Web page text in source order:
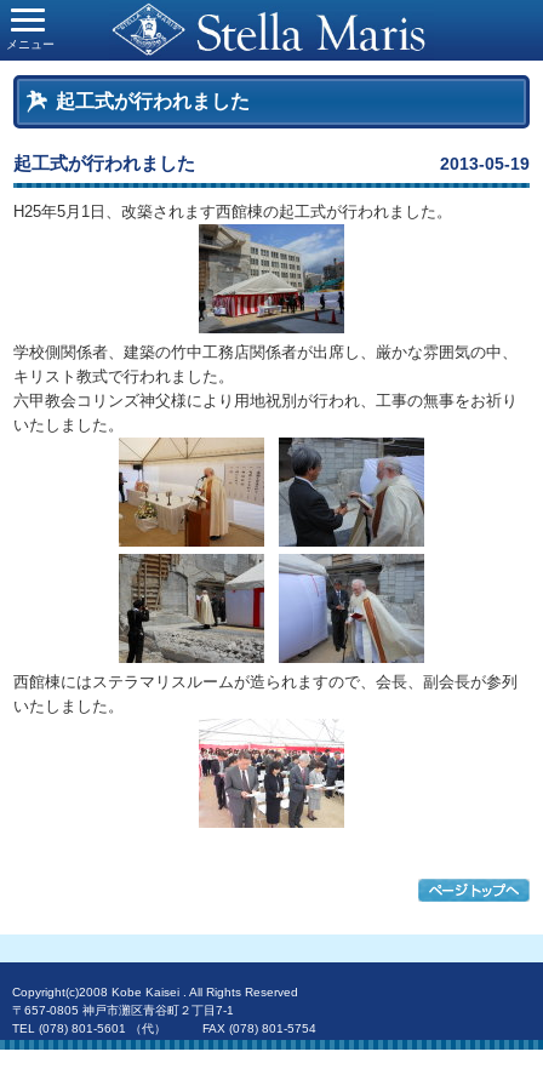
メニュー
起工式が行われました
起工式が行われました 2013-05-19
H25年5月1日、改築されます西館棟の起工式が行われました。
学校側関係者、建築の竹中工務店関係者が出席し、厳かな雰囲気の中、
キリスト教式で行われました。
六甲教会コリンズ神父様により用地祝別が行われ、工事の無事をお祈り
いたしました。
西館棟にはステラマリスルームが造られますので、会長、副会長が参列
いたしました。
Copyright(c)2008 Kobe Kaisei . All Rights Reserved
〒657-0805 神戸市灘区青谷町２丁目7-1
TEL (078) 801-5601 （代） FAX (078) 801-5754